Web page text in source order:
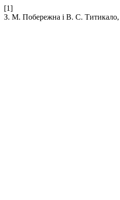
[1]
З. М. Побережна і В. С. Титикало,